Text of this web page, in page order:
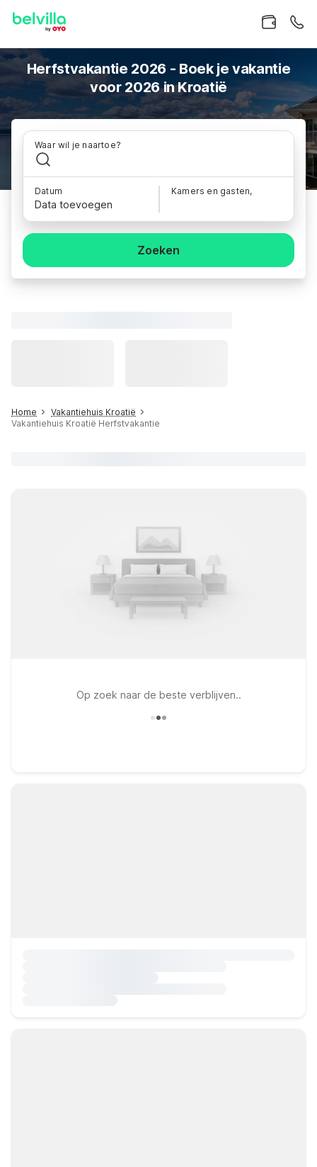
Herfstvakantie 2026 - Boek je vakantie
voor 2026 in Kroatië
Waar wil je naartoe?
Datum
Data toevoegen
Kamers en gasten,
Zoeken
Home
Vakantiehuis Kroatië
Vakantiehuis Kroatië Herfstvakantie
Op zoek naar de beste verblijven..